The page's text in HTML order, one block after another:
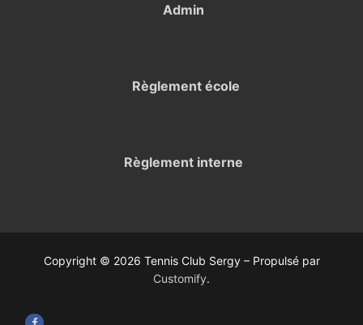
Admin
Règlement école
Règlement interne
Copyright © 2026 Tennis Club Sergy – Propulsé par
Customify.